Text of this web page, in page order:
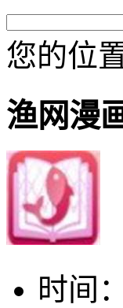
您的位置
渔网漫
时间：